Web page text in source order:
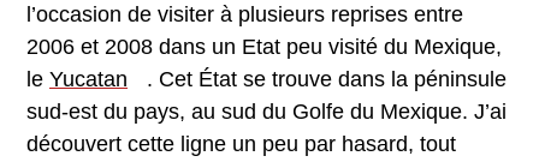
l’occasion de visiter à plusieurs reprises entre
2006 et 2008 dans un Etat peu visité du Mexique,
le Yucatan
. Cet État se trouve dans la péninsule
sud-est du pays, au sud du Golfe du Mexique. J’ai
découvert cette ligne un peu par hasard, tout